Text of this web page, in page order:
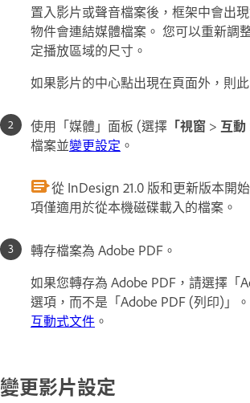
置入影片或聲音檔案後，框架中會出
物件會連結媒體檔案。 您可以重新調
定播放區域的尺寸。
如果影片的中心點出現在頁面外，則
使用「媒體」面板 (選擇 「視窗 > 互動
檔案並變更設定 。
從 InDesign 21.0 版和更新版本開
項僅適用於從本機磁碟載入的檔案。
轉存檔案為 Adobe PDF。
如果您轉存為 Adobe PDF，請選擇「
選項，而不是「Adobe PDF (列印)」
互動式文件 。
變更影片設定